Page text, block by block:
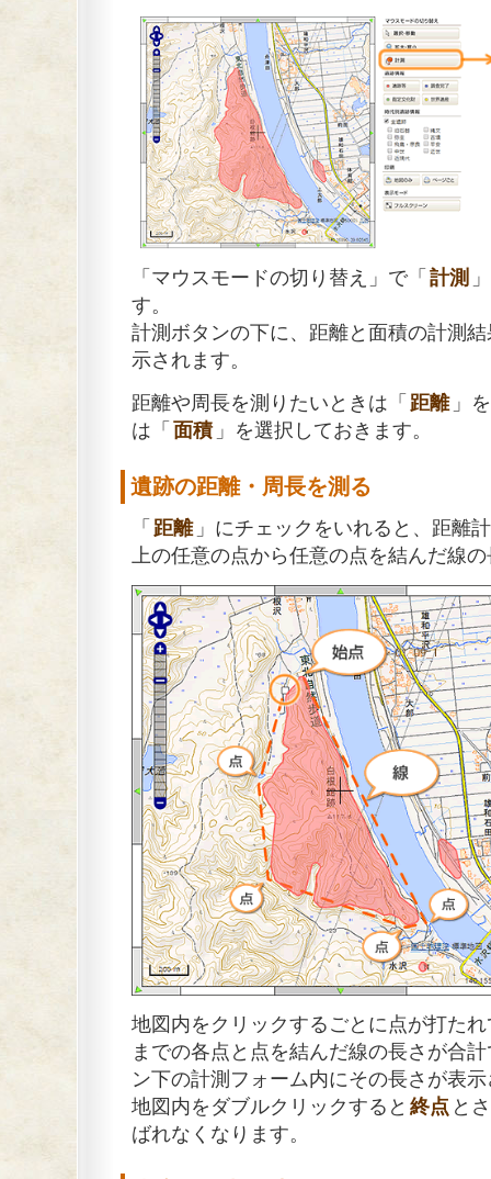
「マウスモードの切り替え」で「 計測
す。
計測ボタンの下に、距離と面積の計測
示されます。
距離や周長を測りたいときは「 距離 」
は「 面積 」を選択しておきます。
遺跡の距離・周長を測る
「 距離 」にチェックをいれると、距離
上の任意の点から任意の点を結んだ線
地図内をクリックするごとに点が打た
までの各点と点を結んだ線の長さが合
ン下の計測フォーム内にその長さが表
地図内をダブルクリックすると 終点 と
ばれなくなります。